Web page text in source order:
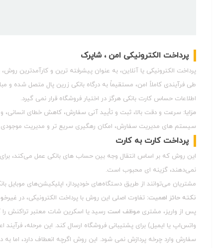
پرداخت الکترونیکی امن ، شاپرک
پرداخت الکترونیکی یا آنلاین، به عنوان پیشرفته‌ ترین و
طی فرآیندی کاملاً امن، مستقیماً به درگاه بانکی زرین پال متصل شده و
اطلاعات حساس کارت بانکی هرگز در اختیار فروشگاه قرار نمی‌ گیرد.
مزایا: سرعت و دقت بالا، ثبت و تأیید آنی سفارش، کاهش خطای انسانی، و
سیستم‌ های مدیریت سفارش، امکان رهگیری سریع‌ تر و مدیریت موجودی
پرداخت کارت به کارت
این روش که بر اساس انتقال وجه بین حساب‌ های بانکی عمل می‌کند، برای
نمی‌دهند، گزینه‌ ای محبوب است.
مشتریان می‌توانند از طریق دستگاه‌های خودپرداز، اپلیکیشن‌های موبایل
نکته حائز اهمیت: تفاوت اصلی این روش با پرداخت الکترونیکی، در
پس از واریز، مشتری موظف است رسید یا اسکرین‌ شات معتبر تراکنش
واتس‌اپ یا ایمیل) برای پشتیبانی فروشگاه ارسال کند. این مرحله،
سفارش وارد چرخه پردازش نمی‌ شود. این روش اگرچه انعطاف دارد، اما